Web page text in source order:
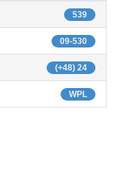
539
09-530
(+48) 24
WPL